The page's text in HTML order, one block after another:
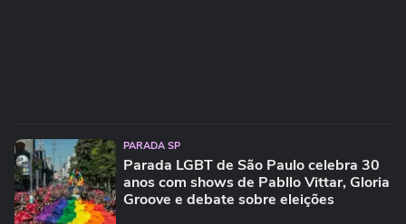
PARADA SP
Parada LGBT de São Paulo celebra 30
anos com shows de Pabllo Vittar, Gloria
Groove e debate sobre eleições